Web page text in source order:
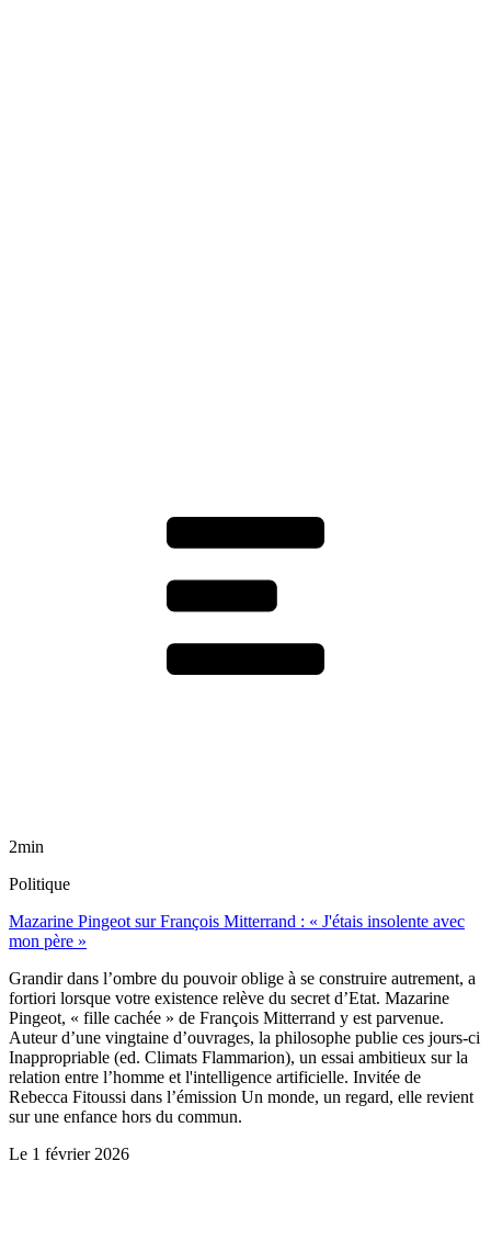
2min
Politique
Mazarine Pingeot sur François Mitterrand : « J'étais insolente avec
mon père »
Grandir dans l’ombre du pouvoir oblige à se construire autrement, a
fortiori lorsque votre existence relève du secret d’Etat. Mazarine
Pingeot, « fille cachée » de François Mitterrand y est parvenue.
Auteur d’une vingtaine d’ouvrages, la philosophe publie ces jours-ci
Inappropriable (ed. Climats Flammarion), un essai ambitieux sur la
relation entre l’homme et l'intelligence artificielle. Invitée de
Rebecca Fitoussi dans l’émission Un monde, un regard, elle revient
sur une enfance hors du commun.
Le 1 février 2026